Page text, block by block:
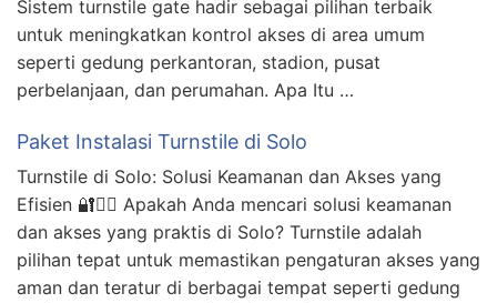
Sistem turnstile gate hadir sebagai pilihan terbaik
untuk meningkatkan kontrol akses di area umum
seperti gedung perkantoran, stadion, pusat
perbelanjaan, dan perumahan. Apa Itu …
Paket Instalasi Turnstile di Solo
Turnstile di Solo: Solusi Keamanan dan Akses yang
Efisien 🔐🚶‍♂️ Apakah Anda mencari solusi keamanan
dan akses yang praktis di Solo? Turnstile adalah
pilihan tepat untuk memastikan pengaturan akses yang
aman dan teratur di berbagai tempat seperti gedung